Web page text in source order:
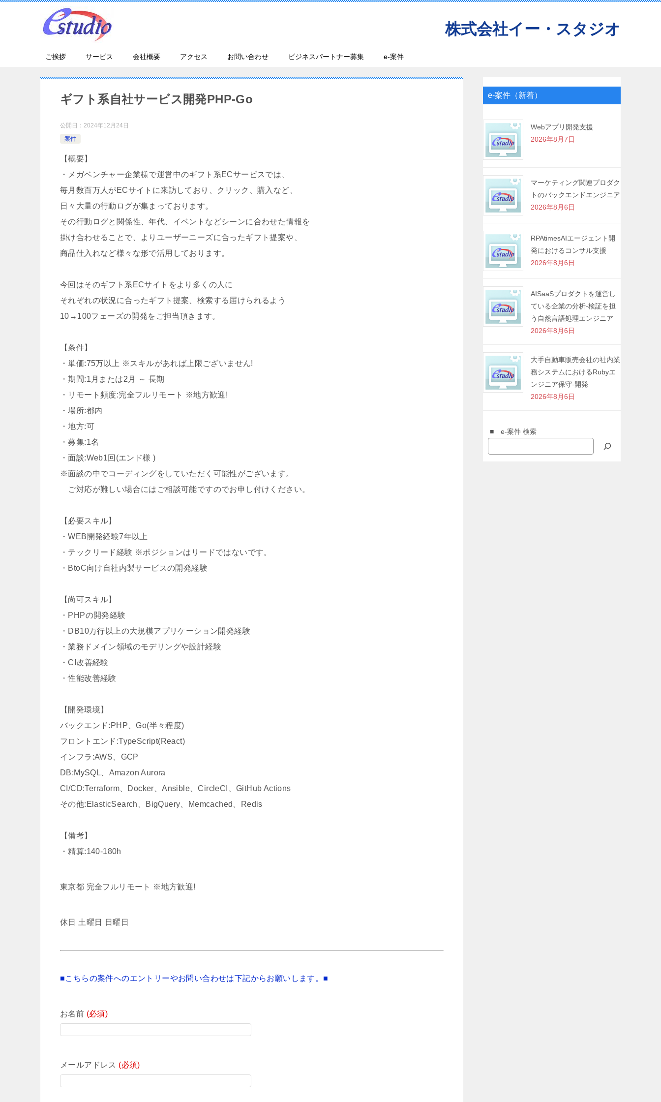
株式会社イー・スタジオ
ご挨拶 サービス 会社概要 アクセス お問い合わせ ビジネスパートナー募集 e-案件
ギフト系自社サービス開発PHP-Go
公開日： 2024年12月24日
案件
【概要】
・メガベンチャー企業様で運営中のギフト系ECサービスでは、
毎月数百万人がECサイトに来訪しており、クリック、購入など、
日々大量の行動ログが集まっております。
その行動ログと関係性、年代、イベントなどシーンに合わせた情報を
掛け合わせることで、よりユーザーニーズに合ったギフト提案や、
商品仕入れなど様々な形で活用しております。
今回はそのギフト系ECサイトをより多くの人に
それぞれの状況に合ったギフト提案、検索する届けられるよう
10→100フェーズの開発をご担当頂きます。
【条件】
・単価:75万以上 ※スキルがあれば上限ございません!
・期間:1月または2月 ～ 長期
・リモート頻度:完全フルリモート ※地方歓迎!
・場所:都内
・地方:可
・募集:1名
・面談:Web1回(エンド様 )
※面談の中でコーディングをしていただく可能性がございます。
ご対応が難しい場合にはご相談可能ですのでお申し付けください。
【必要スキル】
・WEB開発経験7年以上
・テックリード経験 ※ポジションはリードではないです。
・BtoC向け自社内製サービスの開発経験
【尚可スキル】
・PHPの開発経験
・DB10万行以上の大規模アプリケーション開発経験
・業務ドメイン領域のモデリングや設計経験
・CI改善経験
・性能改善経験
【開発環境】
バックエンド:PHP、Go(半々程度)
フロントエンド:TypeScript(React)
インフラ:AWS、GCP
DB:MySQL、Amazon Aurora
CI/CD:Terraform、Docker、Ansible、CircleCI、GitHub Actions
その他:ElasticSearch、BigQuery、Memcached、Redis
【備考】
・精算:140-180h
東京都 完全フルリモート ※地方歓迎!
休日 土曜日 日曜日
■こちらの案件へのエントリーやお問い合わせは下記からお願いします。■
お名前 (必須)
メールアドレス (必須)
e-案件（新着）
Webアプリ開発支援
2026年8月7日
マーケティング関連プロダク
トのバックエンドエンジニア
2026年8月6日
RPAtimesAIエージェント開
発におけるコンサル支援
2026年8月6日
AISaaSプロダクトを運営し
ている企業の分析-検証を担
う自然言語処理エンジニア
2026年8月6日
大手自動車販売会社の社内業
務システムにおけるRubyエ
ンジニア保守-開発
2026年8月6日
■ e-案件 検索